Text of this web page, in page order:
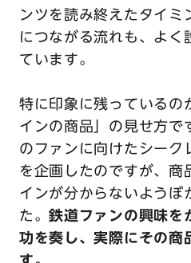
ンツを読み終えたタイミ
につながる流れも、よく
ています。
特に印象に残っているの
インの商品」の見せ方で
のファンに向けたシーク
を企画したのですが、商
インが分からないようぼ
た。鉄道ファンの興味を
功を奏し、実際にその商
す。